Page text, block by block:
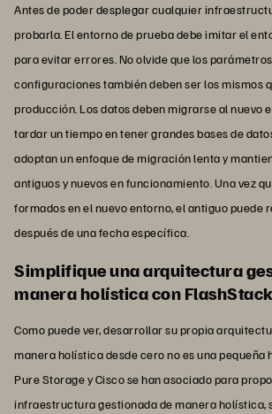
Antes de poder desplegar cualquier
probarla. El entorno de prueba debe imitar el
para evitar errores. No olvide que los
configuraciones también deben ser los mismos
producción. Los datos deben migrarse al nuevo
tardar un tiempo en tener grandes bases de
adoptan un enfoque de migración lenta y
antiguos y nuevos en funcionamiento. Una vez
formados en el nuevo entorno, el antiguo puede
después de una fecha específica.
Simplifique una arquitectura
manera holística con FlashStack
Como puede ver, desarrollar su propia
manera holística desde cero no es una pequeña
Pure Storage y Cisco se han asociado para
infraestructura gestionada de manera holística,